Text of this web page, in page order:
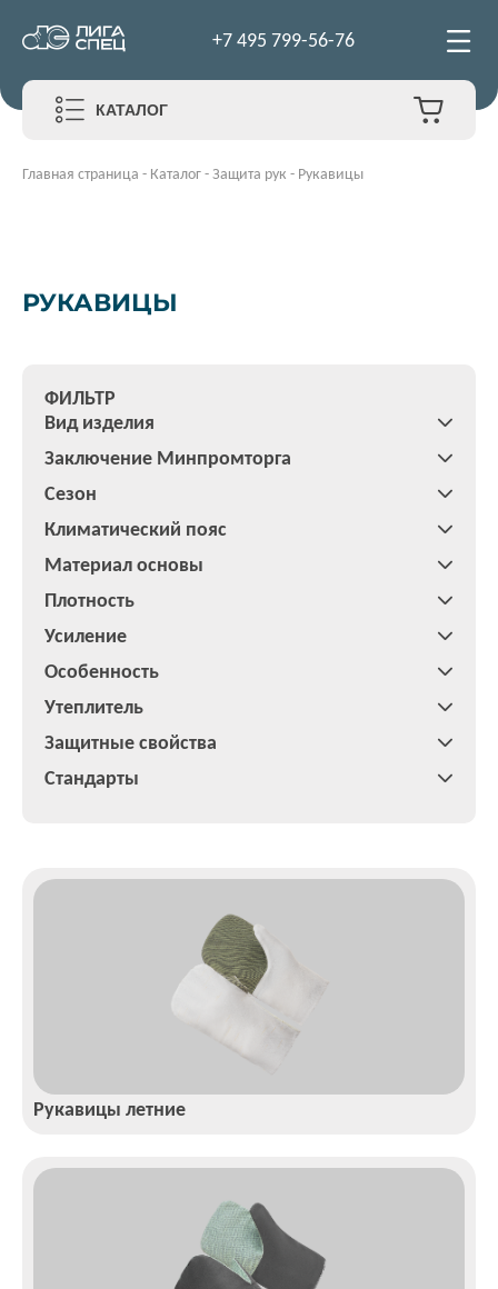
+7 495 799-56-76
КАТАЛОГ
Главная страница - Каталог-Защита рук - Рукавицы
РУКАВИЦЫ
ФИЛЬТР
Вид изделия
Заключение Минпромторга
Сезон
Климатический пояс
Материал основы
Плотность
Усиление
Особенность
Утеплитель
Защитные свойства
Стандарты
Рукавицы летние